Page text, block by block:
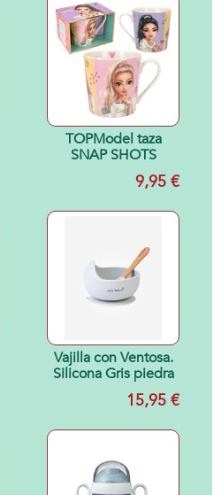
TOPModel taza
SNAP SHOTS
9,95 €
Vajilla con Ventosa.
Silicona Gris piedra
15,95 €